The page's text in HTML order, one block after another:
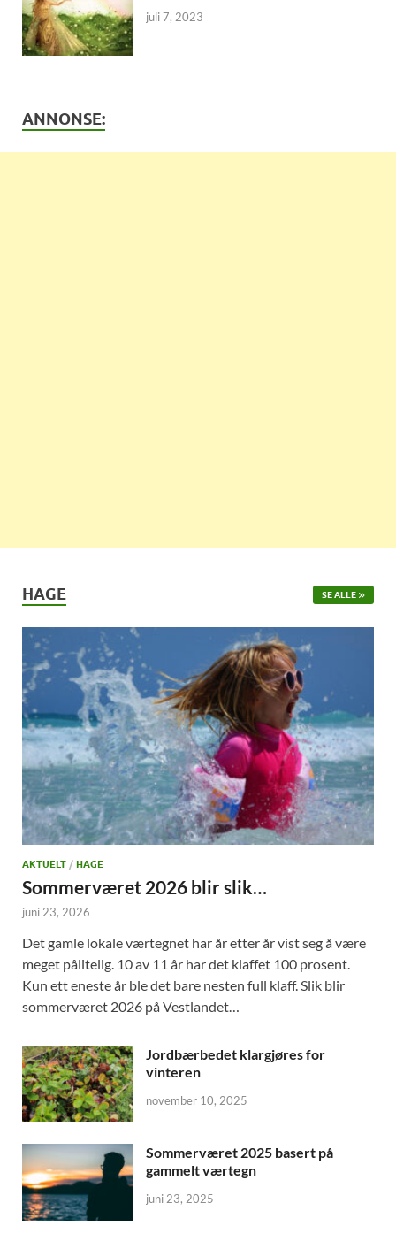
juli 7, 2023
ANNONSE:
HAGE SE ALLE
AKTUELT / HAGE
Sommerværet 2026 blir slik…
juni 23, 2026
Det gamle lokale værtegnet har år etter år vist seg å være
meget pålitelig. 10 av 11 år har det klaffet 100 prosent.
Kun ett eneste år ble det bare nesten full klaff. Slik blir
sommerværet 2026 på Vestlandet…
Jordbærbedet klargjøres for
vinteren
november 10, 2025
Sommerværet 2025 basert på
gammelt værtegn
juni 23, 2025